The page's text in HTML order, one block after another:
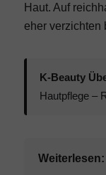
Haut. Auf
eher verzichten
K-Beauty
Hautpflege –
Weiterlesen: